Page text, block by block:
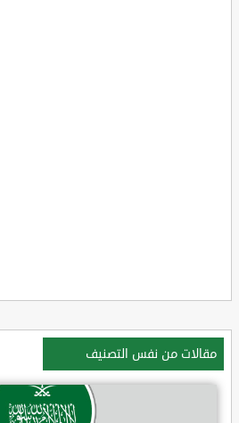
مقالات من نفس التصنيف